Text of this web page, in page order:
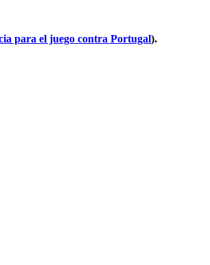
para el juego contra Portugal).